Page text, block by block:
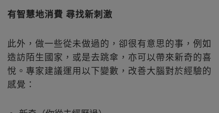
有智慧地消費 尋找新刺激
此外，做一些從未做過的，卻很有意思的事，例如
造訪陌生國家，或是去跳傘，亦可以帶來新奇的喜
悅。專家建議運用以下變數，改善大腦對於經驗的
感覺：